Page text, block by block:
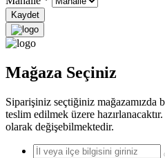
Kaydet
Mağaza Seçiniz
Siparişiniz seçtiğiniz mağazamızda
teslim edilmek üzere
olarak değişebilmektedir.